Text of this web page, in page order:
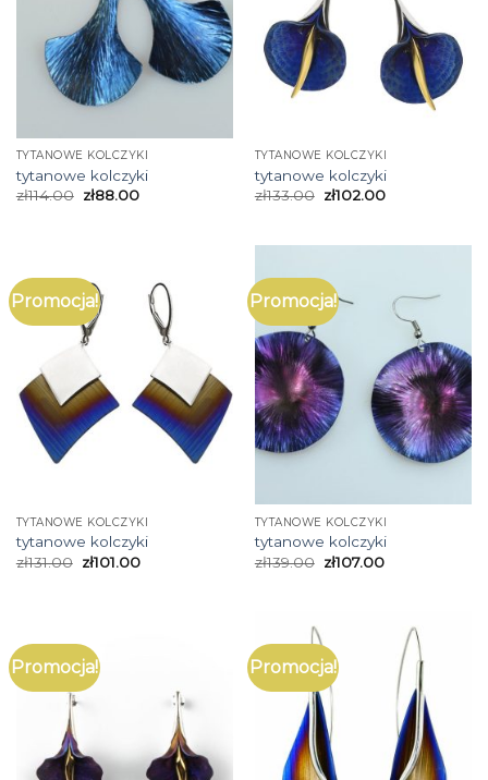
TYTANOWE KOLCZYKI
tytanowe kolczyki
zł114.00 zł88.00
TYTANOWE KOLCZYKI
tytanowe kolczyki
zł133.00 zł102.00
Promocja!
TYTANOWE KOLCZYKI
tytanowe kolczyki
zł131.00 zł101.00
Promocja!
TYTANOWE KOLCZYKI
tytanowe kolczyki
zł139.00 zł107.00
Promocja! Promocja!